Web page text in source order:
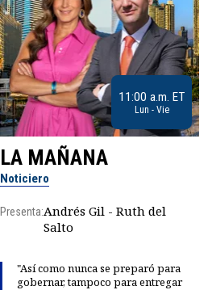
11:00 a.m. ET
Lun - Vie
LA MAÑANA
Noticiero
Presenta:Andrés Gil - Ruth del
Salto
"Así como nunca se preparó para
gobernar, tampoco para entregar